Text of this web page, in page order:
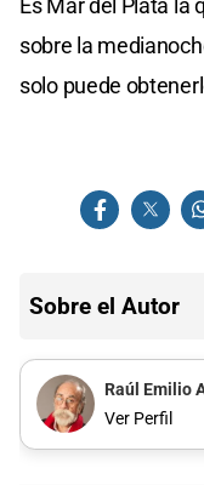
sobre la
solo puede
Sobre el Autor
Raúl Emilio
Ver Perfil